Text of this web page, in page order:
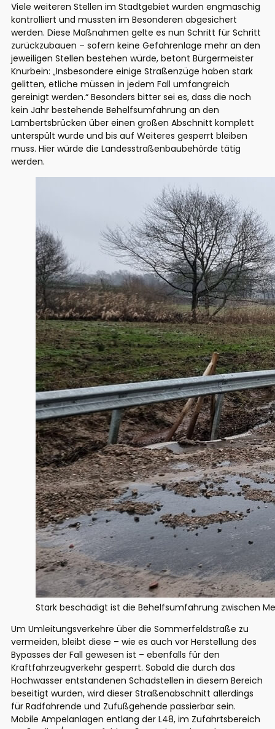
Viele weiteren Stellen im Stadtgebiet wurden engmaschig
kontrolliert und mussten im Besonderen abgesichert
werden. Diese Maßnahmen gelte es nun Schritt für Schritt
zurückzubauen – sofern keine Gefahrenlage mehr an den
jeweiligen Stellen bestehen würde, betont Bürgermeister
Knurbein: „Insbesondere einige Straßenzüge haben stark
gelitten, etliche müssen in jedem Fall umfangreich
gereinigt werden.“ Besonders bitter sei es, dass die noch
kein Jahr bestehende Behelfsumfahrung an den
Lambertsbrücken über einen großen Abschnitt komplett
unterspült wurde und bis auf Weiteres gesperrt bleiben
muss. Hier würde die Landesstraßenbaubehörde tätig
werden.
Stark beschädigt ist die Behelfsumfahrung zwischen
Um Umleitungsverkehre über die Sommerfeldstraße zu
vermeiden, bleibt diese – wie es auch vor Herstellung des
Bypasses der Fall gewesen ist – ebenfalls für den
Kraftfahrzeugverkehr gesperrt. Sobald die durch das
Hochwasser entstandenen Schadstellen in diesem Bereich
beseitigt wurden, wird dieser Straßenabschnitt allerdings
für Radfahrende und Zufußgehende passierbar sein.
Mobile Ampelanlagen entlang der L48, im Zufahrtsbereich